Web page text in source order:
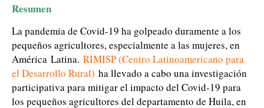
Resumen
La pandemia de Covid-19 ha golpeado duramente a los
pequeños agricultores, especialmente a las mujeres, en
América Latina. RIMISP (Centro Latinoamericano para
el Desarrollo Rural) ha llevado a cabo una investigación
participativa para mitigar el impacto del Covid-19 para
los pequeños agricultores del departamento de Huila, en